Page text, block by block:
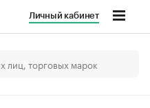
Личный кабинет